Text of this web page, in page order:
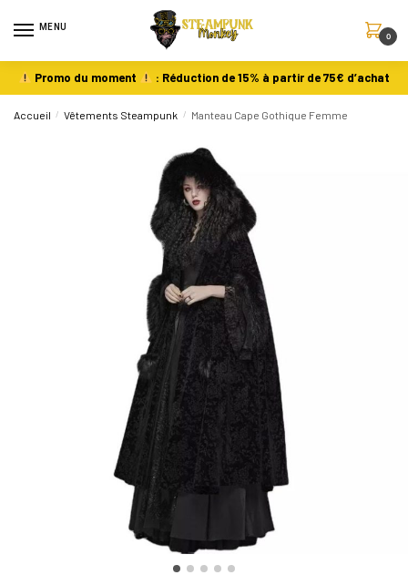
MENU
0
Promo du moment : Réduction de 15% à partir de 75€ d’achat
Accueil / Vêtements Steampunk / Manteau Cape Gothique Femme